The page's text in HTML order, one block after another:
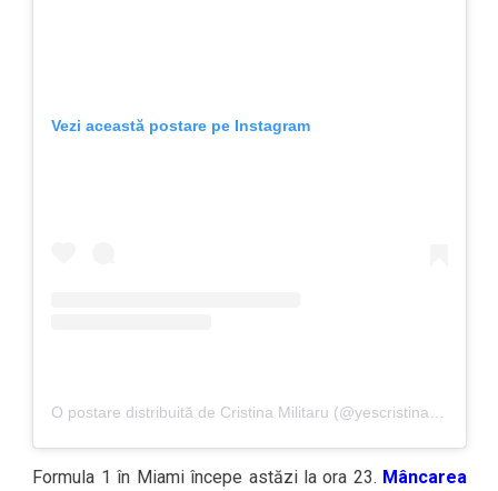
Vezi această postare pe Instagram
Formula 1 în Miami începe astăzi la ora 23. Mâncarea